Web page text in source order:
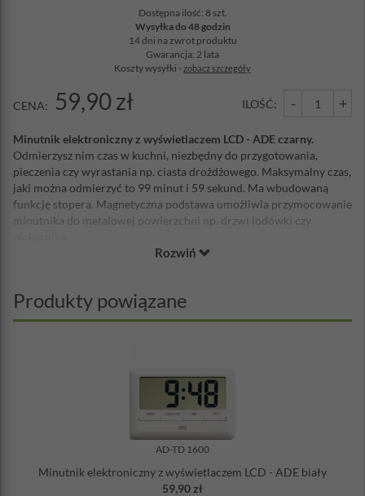
Dostępna ilość: 8 szt.
Wysyłka do 48 godzin
14 dni na zwrot produktu
Gwarancja: 2 lata
Koszty wysyłki -zobacz szczegóły
CENA: 59,90 zł ILOŚĆ: - +
Minutnik elektroniczny z wyświetlaczem LCD - ADE czarny.
Odmierzysz nim czas w kuchni, niezbędny do przygotowania,
pieczenia czy wyrastania np. ciasta drożdżowego. Maksymalny czas,
jaki można odmierzyć to 99 minut i 59 sekund. Ma wbudowaną
funkcję stopera. Magnetyczna podstawa umożliwia przymocowanie
minutnika do metalowej powierzchni np. drzwi lodówki czy
Wymiary wyświetlacza: 8,2 x 3,2 cm
Zasilanie: bateria LR1130 - dołączona
Materiał: tworzywo sztuczne, guma
Rozwiń
Produkty powiązane
AD-TD 1600
Minutnik elektroniczny z wyświetlaczem LCD - ADE biały
59,90 zł